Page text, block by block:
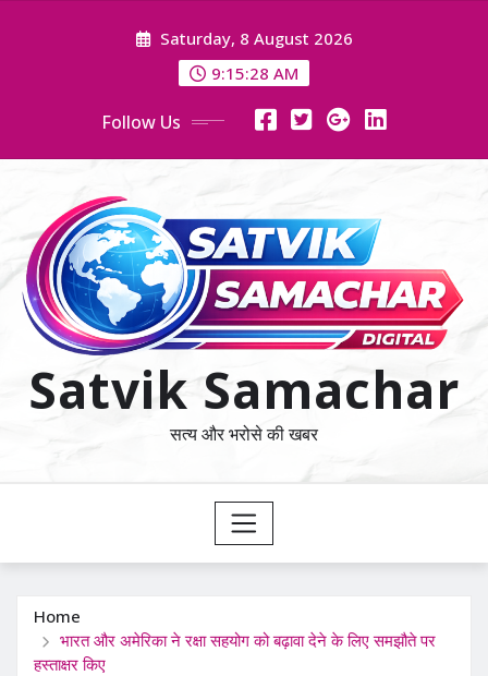
Saturday, 8 August 2026
9:15:29 AM
Follow Us
Satvik Samachar
सत्य और भरोसे की खबर
Home
भारत और अमेरिका ने रक्षा सहयोग को बढ़ावा देने के लिए समझौते पर
हस्ताक्षर किए